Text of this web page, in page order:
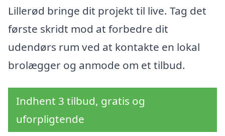
Lillerød bringe dit projekt til live. Tag det
første skridt mod at forbedre dit
udendørs rum ved at kontakte en lokal
brolægger og anmode om et tilbud.
Indhent 3 tilbud, gratis og
uforpligtende